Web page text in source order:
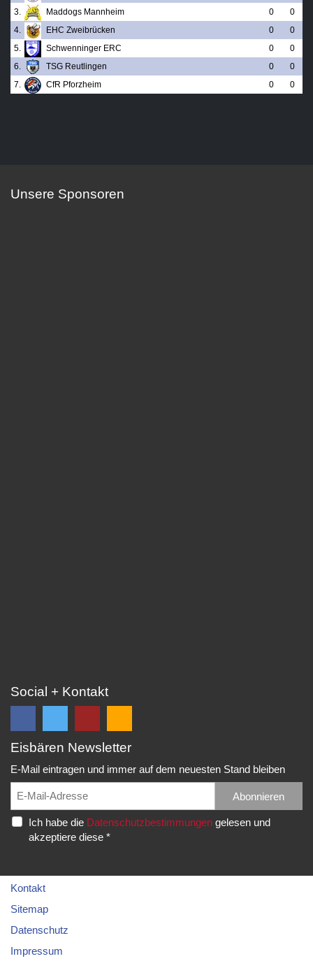
3.
Maddogs Mannheim 0
0
4.
EHC Zweibrücken 0
0
5.
Schwenninger ERC 0
0
6.
TSG Reutlingen 0
0
7.
CfR Pforzheim 0 0
Unsere Sponsoren
Social + Kontakt
Folge
auf
Facebook
und
erhalte
die
Folge
auf
Twitter
und
erhalte
die
EC
Eppelheim
Rudolf-
Diesel-
Str.
Eppelheim
Falls
unsere
Spielberichte,
etc.
Eisbären Newsletter
E-Mail eintragen und immer auf dem neuesten Stand bleiben
Abonnieren
Ich habe die Datenschutzbestimmungengelesen und
akzeptiere diese *
Kontakt
Sitemap
Datenschutz
Impressum